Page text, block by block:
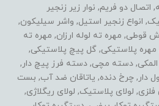
دو فریم, نوار زیر زنجیر
انواع زنجیر استیل, واشر سیلیکون,
مهره ته لوله ارزان, مهره ته
پلاستیکی, گل پیچ پلاستیکی,
دسته مچی, دسته فرز پیچ دار,
دار, چرخ دنده, یاتاقان ضد آب, بست
لولای پلاستیک, لولای ریگلاژی,